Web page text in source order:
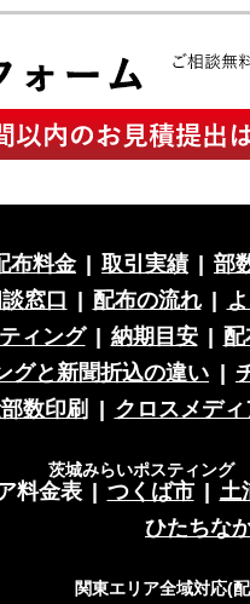
布料金 | 取引実績 | 部
窓口 | 配布の流れ |
ィング | 納期目安 | 配
グと新聞折込の違い |
数印刷 | クロスメディ
茨城みらいポスティング
料金表 | つくば市 | 土
ひたちな
関東エリア全域対応(